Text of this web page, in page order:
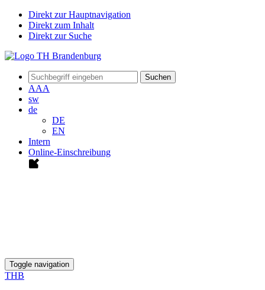
Direkt zur Hauptnavigation
Direkt zum Inhalt
Direkt zur Suche
Suchen
AAA
sw
de
DE
EN
Intern
Online-Einschreibung
Toggle navigation
THB